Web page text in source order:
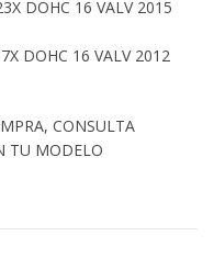
DOHC 16 VALV 2015
DOHC 16 VALV 2012
CONSULTA
TU MODELO